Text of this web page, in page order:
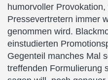
humorvoller
Pressevertretern immer
genommen wird.
einstudierten
Gegenteil manches Mal
treffenden Formulierung